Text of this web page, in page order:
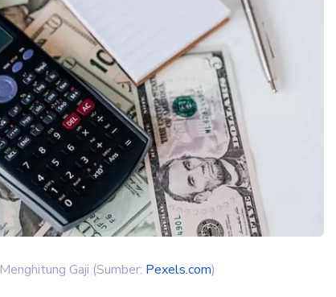
Gaji (Sumber: Pexels.com)